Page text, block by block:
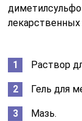
Раствор
Гель для
Мазь.